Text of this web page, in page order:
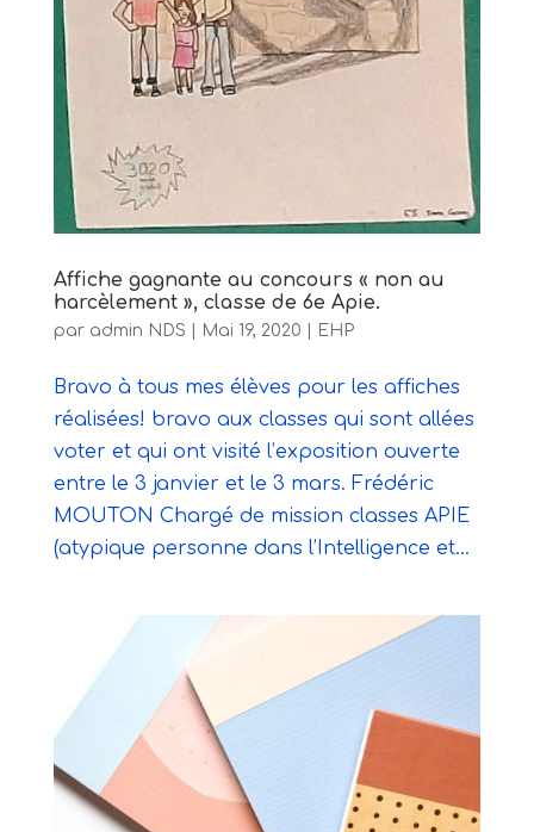
Affiche gagnante au concours « non au
harcèlement », classe de 6e Apie.
par admin NDS Mai 19, 2020 EHP
Bravo à tous mes élèves pour les affiches
réalisées! bravo aux classes qui sont allées
voter et qui ont visité l’exposition ouverte
entre le 3 janvier et le 3 mars. Frédéric
MOUTON Chargé de mission classes APIE
(atypique personne dans l’Intelligence et...